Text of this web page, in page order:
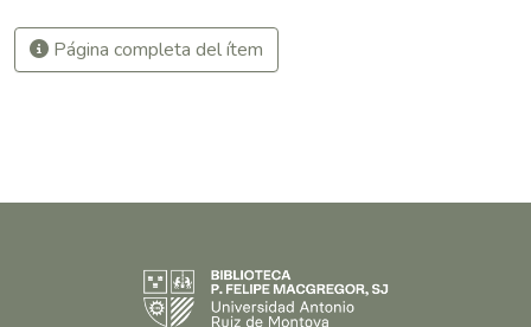
Página completa del ítem